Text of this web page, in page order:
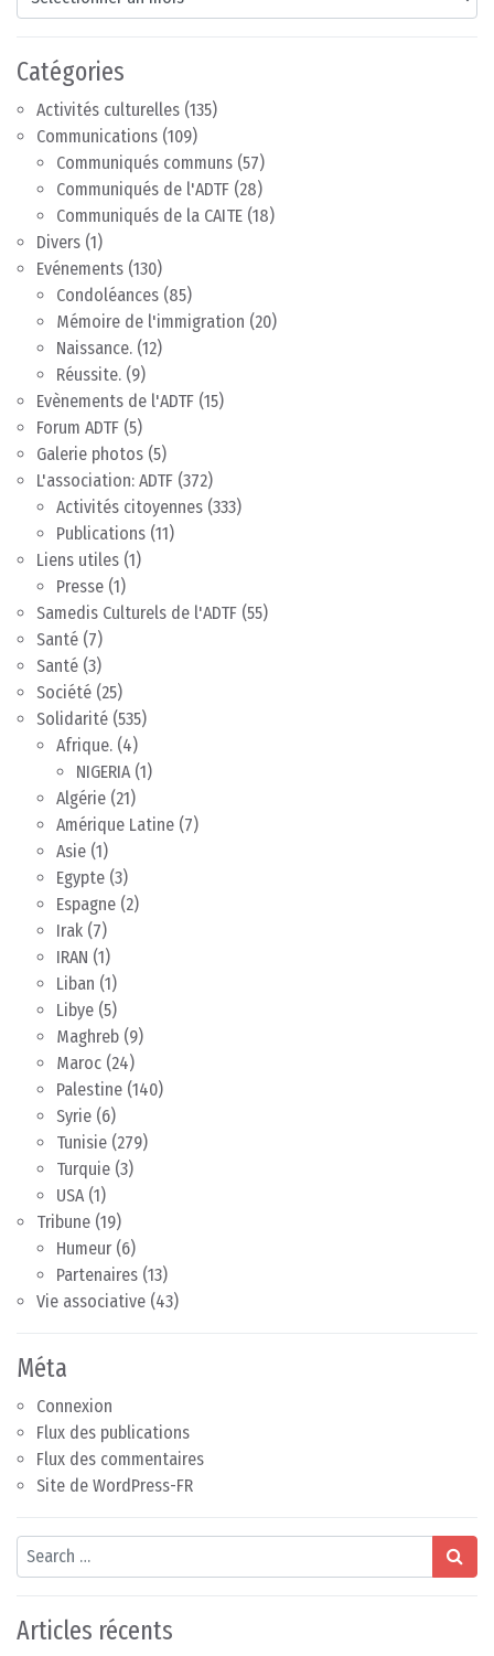
Catégories
Activités culturelles (135)
Communications (109)
Communiqués communs (57)
Communiqués de l'ADTF (28)
Communiqués de la CAITE (18)
Divers (1)
Evénements (130)
Condoléances (85)
Mémoire de l'immigration (20)
Naissance. (12)
Réussite. (9)
Evènements de l'ADTF (15)
Forum ADTF (5)
Galerie photos (5)
L'association: ADTF (372)
Activités citoyennes (333)
Publications (11)
Liens utiles (1)
Presse (1)
Samedis Culturels de l'ADTF (55)
Santé (7)
Santé (3)
Société (25)
Solidarité (535)
Afrique. (4)
NIGERIA(1)
Algérie (21)
Amérique Latine (7)
Asie (1)
Egypte (3)
Espagne (2)
Irak (7)
IRAN (1)
Liban (1)
Libye (5)
Maghreb (9)
Maroc (24)
Palestine (140)
Syrie (6)
Tunisie (279)
Turquie (3)
USA(1)
Tribune (19)
Humeur (6)
Partenaires (13)
Vie associative (43)
Méta
Connexion
Flux des publications
Flux des commentaires
Site de WordPress-FR
Search
Articles récents